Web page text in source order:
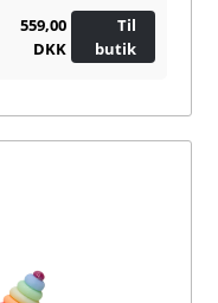
559,00
DKK
Til
butik